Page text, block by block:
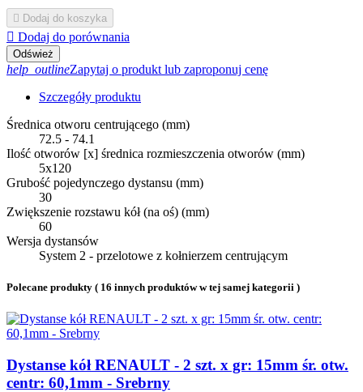
 Dodaj do koszyka
 Dodaj do porównania
help_outlineZapytaj o produkt lub zaproponuj cenę
Szczegóły produktu
Średnica otworu centrującego (mm)
72.5 - 74.1
Ilość otworów [x] średnica rozmieszczenia otworów (mm)
5x120
Grubość pojedynczego dystansu (mm)
30
Zwiększenie rozstawu kół (na oś) (mm)
60
Wersja dystansów
System 2 - przelotowe z kołnierzem centrującym
Polecane produkty ( 16 innych produktów w tej samej kategorii )
Dystanse kół RENAULT - 2 szt. x gr: 15mm śr. otw.
centr: 60,1mm - Srebrny